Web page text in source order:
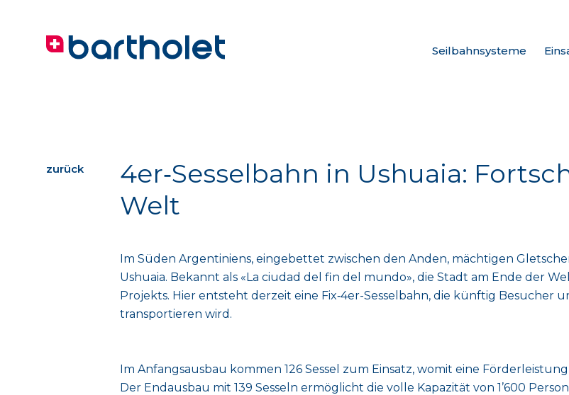
Seilbahnsysteme
4er‑Sesselbahn in Ushuaia:
Welt
Im Süden Argentiniens, eingebettet zwischen den Anden, mächtigen
Ushuaia. Bekannt als «La ciudad del fin del mundo», die Stadt am Ende der
Projekts. Hier entsteht derzeit eine Fix‑4er-Sesselbahn, die künftig Besucher
transportieren wird.
Im Anfangsausbau kommen 126 Sessel zum Einsatz, womit eine
Der Endausbau mit 139 Sesseln ermöglicht die volle Kapazität von 1’600
zurück